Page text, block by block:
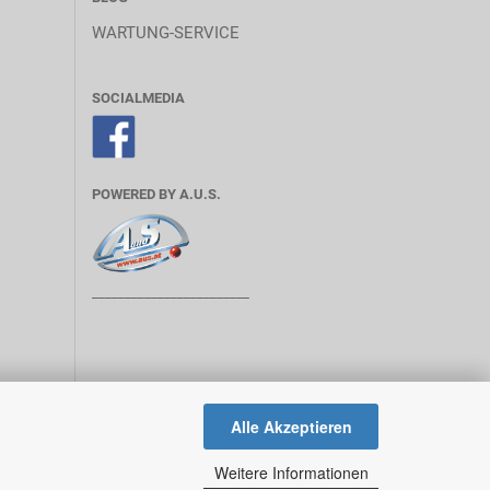
Alle Akzeptieren
Weitere Informationen
WARTUNG-SERVICE
SOCIALMEDIA
POWERED BY A.U.S.